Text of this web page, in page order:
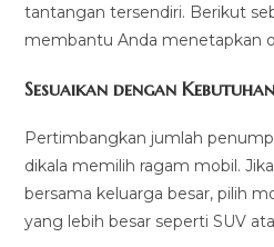
tantangan tersendiri. Berikut
membantu Anda menetapkan
Sesuaikan dengan
Pertimbangkan jumlah
dikala memilih ragam mobil.
bersama keluarga besar, pilih
yang lebih besar seperti SUV